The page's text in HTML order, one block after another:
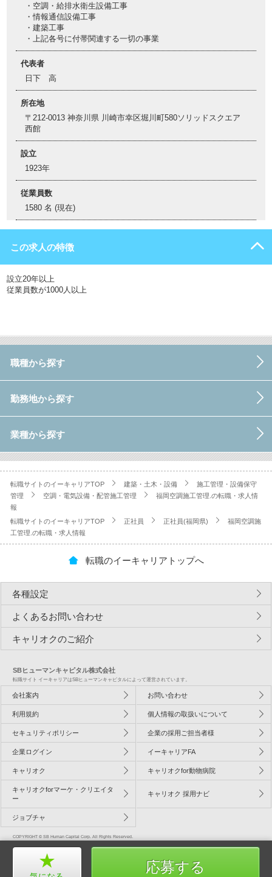
・空調・給排水衛生設備工事
・情報通信設備工事
・建築工事
・上記各号に付帯関連する一切の事業
代表者
日下 高
所在地
〒212-0013 神奈川県 川崎市幸区堀川町580ソリッドスクエア
西館
設立
1923年
従業員数
1580 名 (現在)
この求人の特徴
設立20年以上
従業員数が1000人以上
応募する
職種から探す
勤務地から探す
業種から探す
転職サイトのイーキャリアTOP 建築・土木・設備
施工管理・設備保守
管理
空調・電気設備・配管施工管理
福岡空調施工管理.の転職・求人情
報
転職サイトのイーキャリアTOP
正社員 正社員(福岡県)
福岡空調施
工管理.の転職・求人情報
転職のイーキャリアトップへ
各種設定
よくあるお問い合わせ
キャリオクのご紹介
SBヒューマンキャピタル株式会社
転職サイト イーキャリアはSBヒューマンキャピタルによって運営されています。
会社案内 お問い合わせ
利用規約 個人情報の取扱いについて
セキュリティポリシー 企業の採用ご担当者様
企業ログイン イーキャリアFA
キャリオク キャリオクfor動物病院
キャリオクforマーケ・クリエイタ
ー
キャリオク 採用ナビ
ジョブチャ
COPYRIGHT © SB Human Capital Corp. All Rights Reserved.